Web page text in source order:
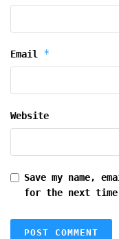
Email *
Website
Save my name,
for the next time